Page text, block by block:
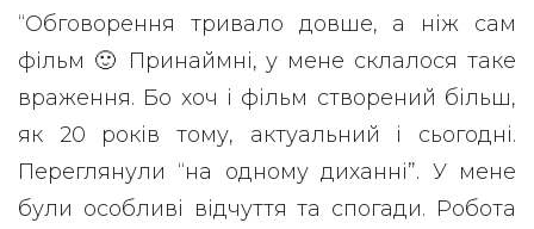
“Обговорення тривало довше, а ніж сам
фільм 🙂 Принаймні, у мене склалося таке
враження. Бо хоч і фільм створений більш,
як 20 років тому, актуальний і сьогодні.
Переглянули “на одному диханні”. У мене
були особливі відчуття та спогади. Робота